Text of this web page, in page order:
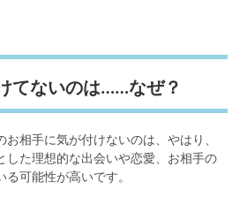
てないのは……なぜ？
相手に気が付けないのは、やはり、
した理想的な出会いや恋愛、お相手の
可能性が高いです。